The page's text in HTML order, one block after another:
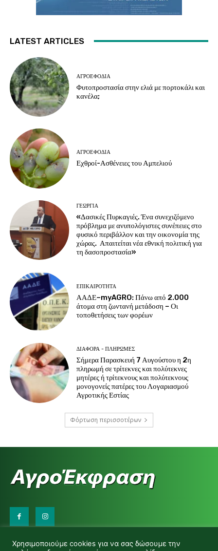
LATEST ARTICLES
ΑΓΡΟΕΦΌΔΙΑ
Φυτοπροστασία στην ελιά με πορτοκάλι και
κανέλα;
ΑΓΡΟΕΦΌΔΙΑ
Εχθροί-Ασθένειες του Αμπελιού
ΓΕΩΡΓΊΑ
«Δασικές Πυρκαγιές. Ένα συνεχιζόμενο
πρόβλημα με ανυπολόγιστες συνέπειες στο
φυσικό περιβάλλον και την οικονομία της
χώρας. Απαιτείται νέα εθνική πολιτική για
τη δασοπροστασία»
ΕΠΙΚΑΙΡΌΤΗΤΑ
ΑΑΔΕ–myAGRO: Πάνω από 2.000
άτομα στη ζωντανή μετάδοση – Οι
τοποθετήσεις των φορέων
ΔΙΆΦΟΡΑ - ΠΛΗΡΩΜΈΣ
Σήμερα Παρασκευή 7 Αυγούστου η 2η
πληρωμή σε τρίτεκνες και πολύτεκνες
μητέρες ή τρίτεκνους και πολύτεκνους
μονογονείς πατέρες του Λογαριασμού
Αγροτικής Εστίας
Φόρτωση περισσοτέρων
d.makas@yahoo.gr
Χρησιμοποιούμε cookies για να σας δώσουμε την